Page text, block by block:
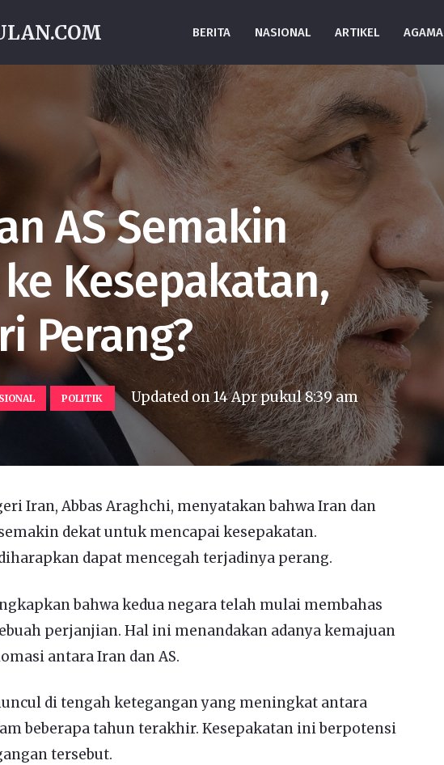
BERITA NASIONAL ARTIKEL AGAMA
AS Semakin
Kesepakatan,
Perang?
POLITIK Updated on14 Apr pukul 8:39 am
Iran, Abbas Araghchi, menyatakan bahwa Iran dan
dekat untuk mencapai kesepakatan.
dapat mencegah terjadinya perang.
bahwa kedua negara telah mulai membahas
perjanjian. Hal ini menandakan adanya kemajuan
antara Iran dan AS.
di tengah ketegangan yang meningkat antara
beberapa tahun terakhir. Kesepakatan ini berpotensi
tersebut.